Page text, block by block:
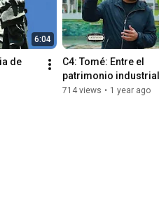
6:04
de
C4: Tomé: Entre el
patrimonio
el turismo
714 views • 1 year ago